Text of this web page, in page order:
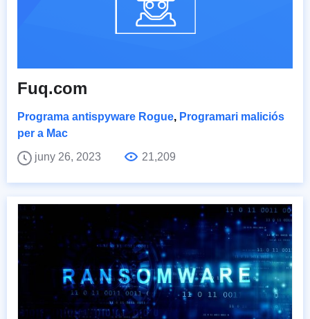
Fuq.com
Programa antispyware Rogue, Programari maliciós
per a Mac
juny 26, 2023
21,209